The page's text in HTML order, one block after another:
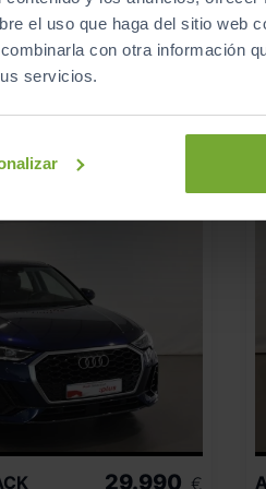
el uso que haga del sitio web
con otra información
servicios.
29.990 €